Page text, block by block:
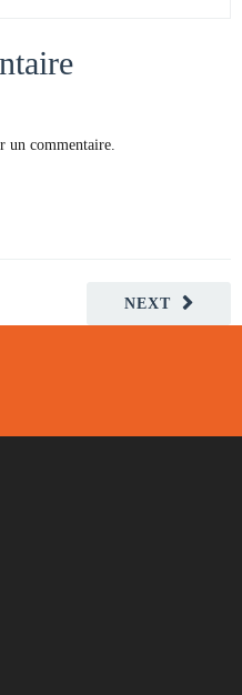
un commentaire.
NEXT